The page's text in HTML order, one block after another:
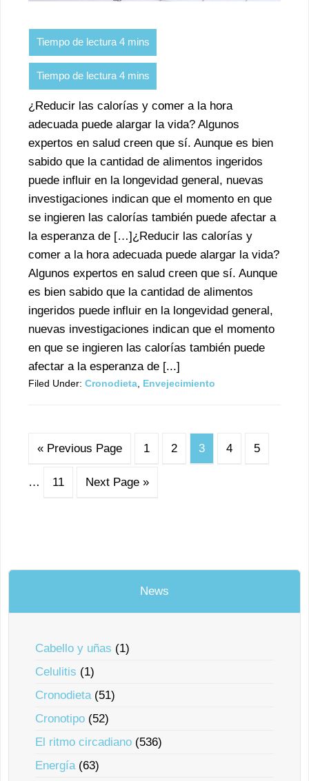
¿Reducir las calorías y comer a la hora
adecuada puede alargar la vida? Algunos
expertos en salud creen que sí. Aunque es bien
sabido que la cantidad de alimentos ingeridos
puede influir en la longevidad general, nuevas
investigaciones indican que el momento en que
se ingieren las calorías también puede afectar a
la esperanza de […]¿Reducir las calorías y
comer a la hora adecuada puede alargar la vida?
Algunos expertos en salud creen que sí. Aunque
es bien sabido que la cantidad de alimentos
ingeridos puede influir en la longevidad general,
nuevas investigaciones indican que el momento
en que se ingieren las calorías también puede
afectar a la esperanza de [...]
Filed Under: Cronodieta Envejecimiento
« Previous Page 1 2 3 4 5
… 11 Next Page »
News
Cabello y uñas (1)
Celulitis (1)
Cronodieta(51)
Cronotipo (52)
El ritmo circadiano (536)
Energía(63)